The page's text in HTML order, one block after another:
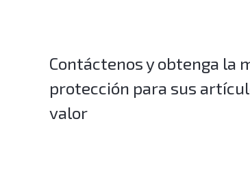
Contáctenos y obtenga la
protección para sus
valor